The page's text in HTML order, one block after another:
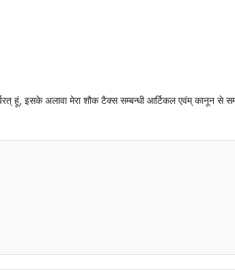
हूं, इसके अलावा मेरा शौक टैक्स सम्बन्धी आर्टिकल एवंम् कानून